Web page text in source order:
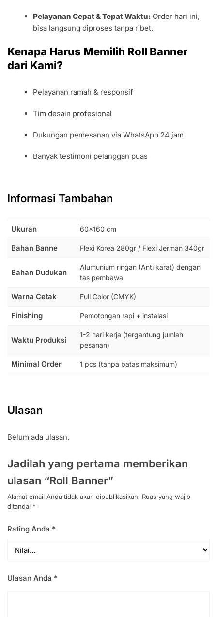
Pelayanan Cepat & Tepat Waktu: Order hari ini,
bisa langsung diproses tanpa ribet.
Kenapa Harus Memilih Roll Banner
dari Kami?
Pelayanan ramah & responsif
Tim desain profesional
Dukungan pemesanan via WhatsApp 24 jam
Banyak testimoni pelanggan puas
Informasi Tambahan
Ukuran 60×160 cm
Bahan Banne Flexi Korea 280gr / Flexi Jerman 340gr
Bahan Dudukan
Alumunium ringan (Anti karat) dengan
tas pembawa
Warna Cetak Full Color (CMYK)
Finishing Pemotongan rapi + instalasi
Waktu Produksi
1-2 hari kerja (tergantung jumlah
pesanan)
Minimal Order 1 pcs (tanpa batas maksimum)
Ulasan
Belum ada ulasan.
Jadilah yang pertama memberikan
ulasan “Roll Banner”
Alamat email Anda tidak akan dipublikasikan. Ruas yang wajib
ditandai *
Rating Anda *
Ulasan Anda *